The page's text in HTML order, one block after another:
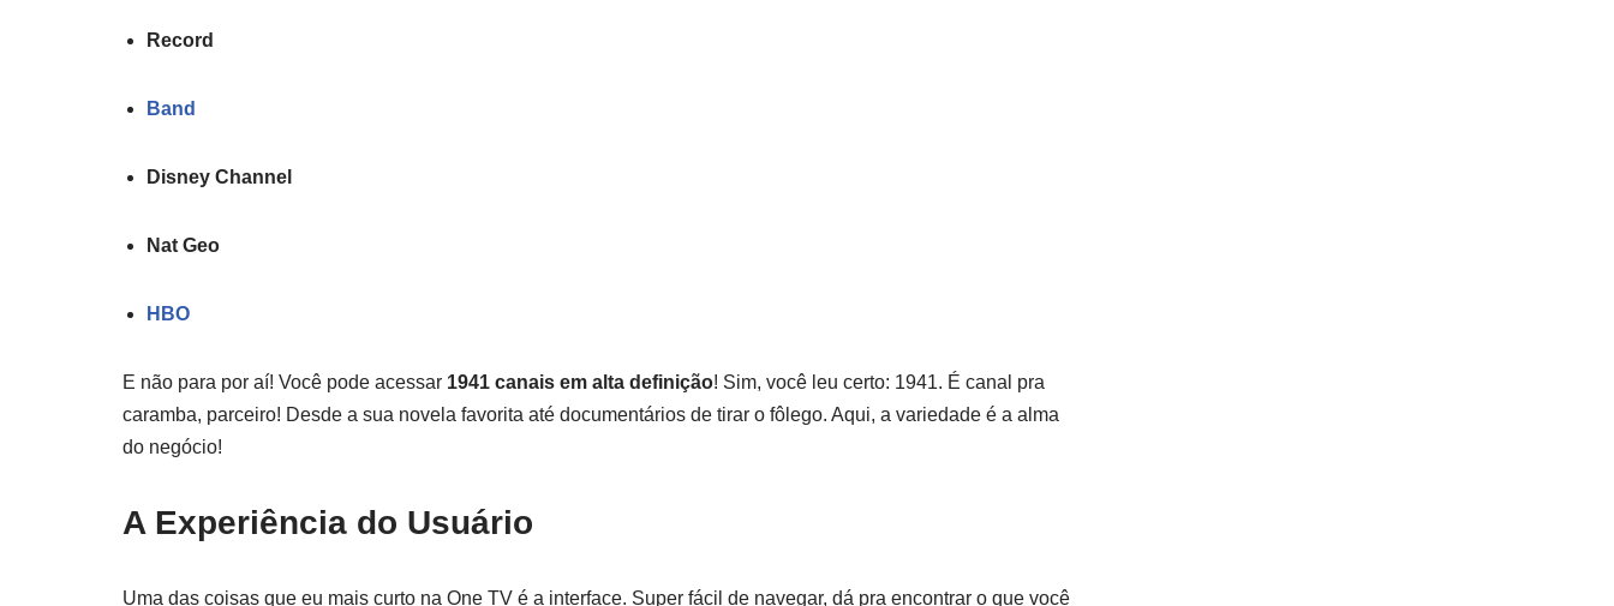
Record
Band
Disney Channel
Nat Geo
HBO
E não para por aí! Você pode acessar 1941 canais em alta definição! Sim, você leu certo: 1941. É canal pra
caramba, parceiro! Desde a sua novela favorita até documentários de tirar o fôlego. Aqui, a variedade é a alma
do negócio!
A Experiência do Usuário
Uma das coisas que eu mais curto na One TV é a interface. Super fácil de navegar, dá pra encontrar o que você